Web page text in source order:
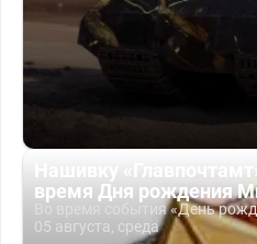
Нашивку
время Дня рождения
Во время события «День
05 августа, среда